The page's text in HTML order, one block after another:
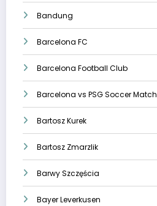
Bandung
Barcelona FC
Barcelona Football Club
Barcelona vs PSG Soccer Match
Bartosz Kurek
Bartosz Zmarzlik
Barwy Szczęścia
Bayer Leverkusen